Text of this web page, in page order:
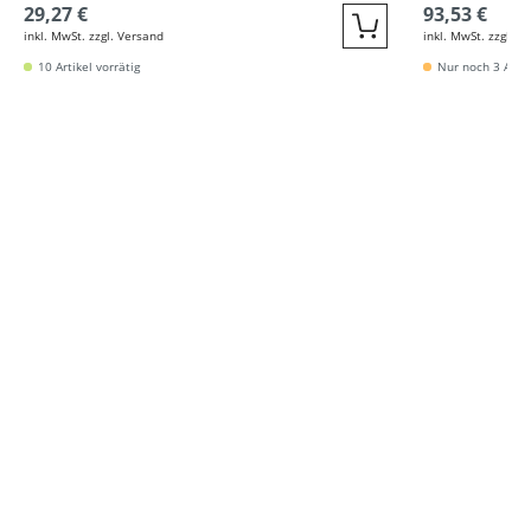
29,27 €
inkl. MwSt. zzgl. Versand Quickbuy
10 Artikel vorrätig
93,53 €
inkl. MwSt. zzgl.
Nur noch 3